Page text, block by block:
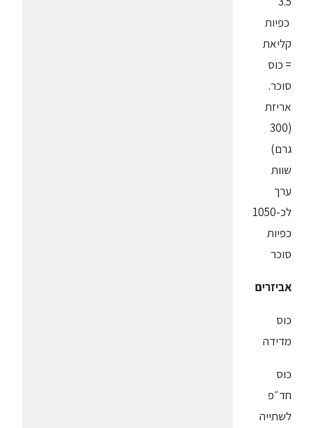
כפיות
קליאת
= כוס
סוכר.
אריזת
(300
גרם)
שוות
ערך
לכ-1050
כפיות
סוכר
אביזרים
כוס
מדידה
כוס
חד״פ
לשתייה